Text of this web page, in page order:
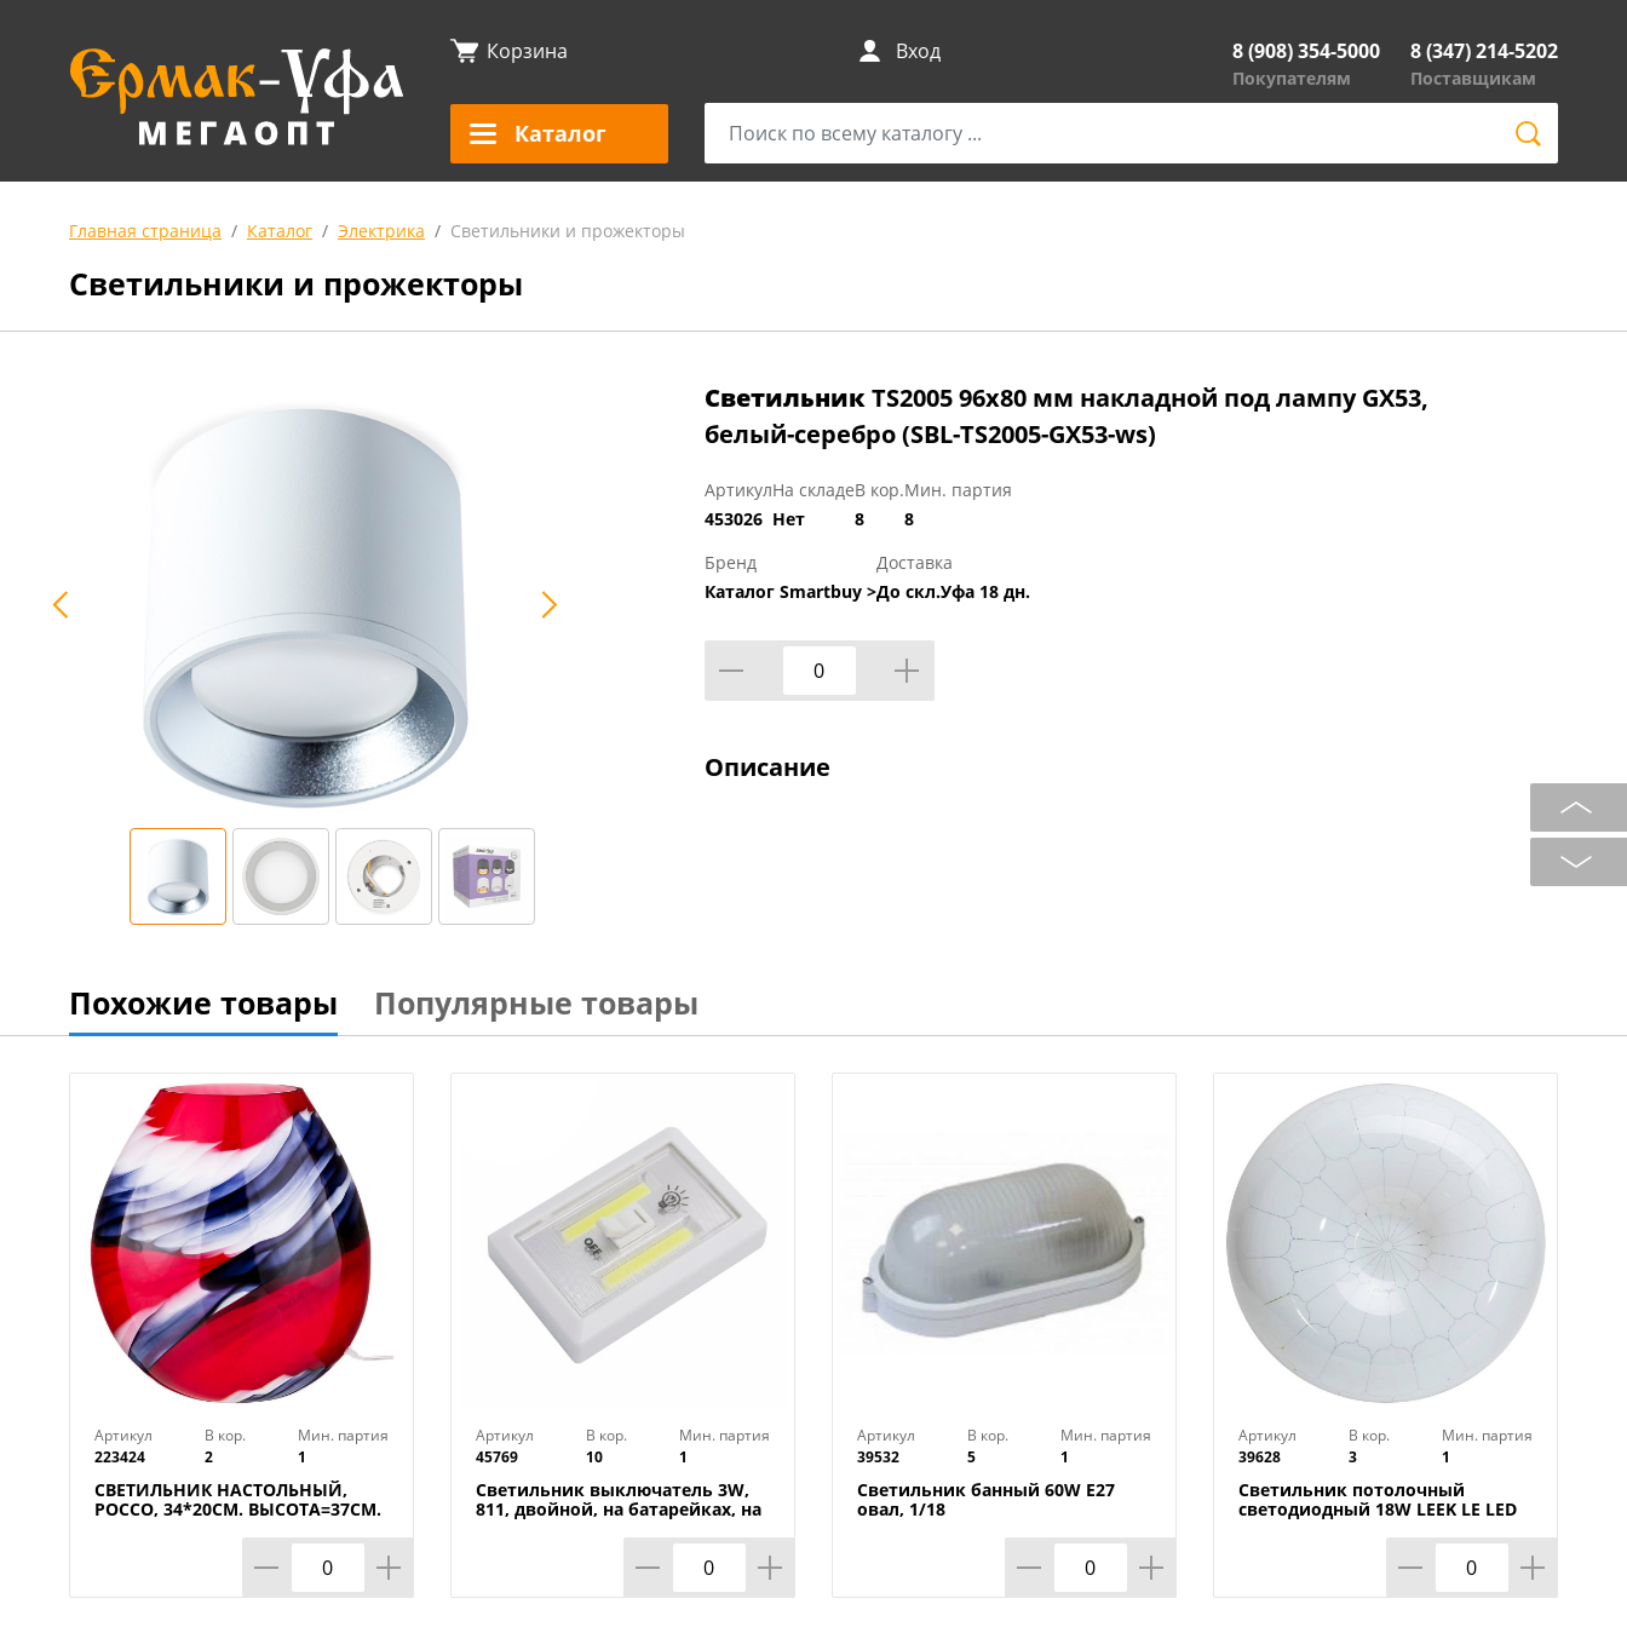
Корзина Вход 8 (908) 354-5000
Покупателям
8 (347) 214-5202
Поставщикам
Каталог
Главная страница Каталог Электрика Светильники и прожекторы
Светильники и прожекторы
СветильникTS2005 96x80 мм накладной под лампу GX53,
белый-серебро (SBL-TS2005-GX53-ws)
Артикул
453026
На складе
Нет
В кор.
8
Мин. партия
8
Бренд
Каталог Smartbuy >
Доставка
До скл.Уфа 18 дн.
Описание
Похожие товары Популярные товары
Артикул
223424
В кор.
2
Мин. партия
1
СВЕТИЛЬНИК НАСТОЛЬНЫЙ,
РОССО, 34*20СМ. ВЫСОТА=37СМ.
Артикул
45769
В кор.
10
Мин. партия
1
Светильник выключатель 3W,
811, двойной, на батарейках, на
Артикул
39532
В кор.
5
Мин. партия
1
Светильник банный 60W Е27
овал, 1/18
Артикул
39628
В кор.
3
Мин. партия
1
Светильник потолочный
светодиодный 18W LEEK LE LED